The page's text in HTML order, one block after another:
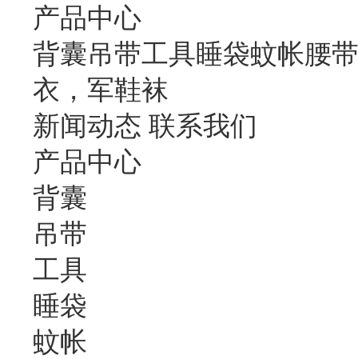
产品中心
背囊吊带工具睡袋蚊帐腰带
衣，军鞋袜
新闻动态 联系我们
产品中心
背囊
吊带
工具
睡袋
蚊帐